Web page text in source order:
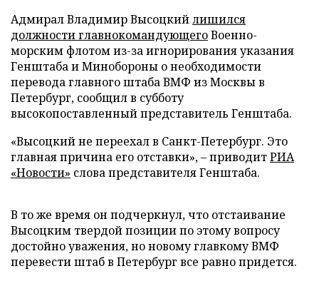
Адмирал Владимир Высоцкийлишился
должности главнокомандующегоВоенно-
морским флотом из-за игнорирования указания
Генштаба и Минобороны о необходимости
перевода главного штаба ВМФ из Москвы в
Петербург, сообщил в субботу
высокопоставленный представитель Генштаба.
«Высоцкий не переехал в Санкт-Петербург. Это
главная причина его отставки», – приводитРИА
«Новости» слова представителя Генштаба.
В то же время он подчеркнул, что отстаивание
Высоцким твердой позиции по этому вопросу
достойно уважения, но новому главкому ВМФ
перевести штаб в Петербург все равно придется.